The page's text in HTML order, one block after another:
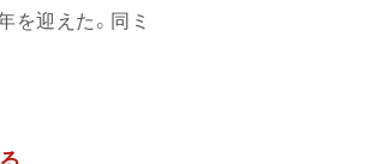
を迎えた。同ミ